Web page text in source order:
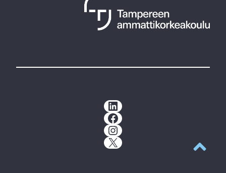
LinkedIn
Facebook
Instagram
X
Takaisin